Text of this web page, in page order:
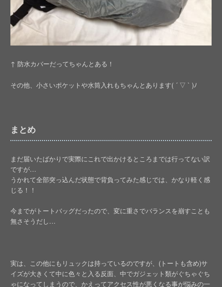
↑ 防水カバーだってちゃんとある！
その他、小さいポケットや水筒入れもちゃんとあります( ´ ▽ ` )ﾉ
まとめ
まだ届いたばかりで実際にこれで出かけるところまでは行ってない訳
ですが…
うかれて全部突っ込んだ状態で背負ってみた感じでは、かなり軽く感
じる！！
今までがトートバッグだったので、変に重さでバランスを崩すことも
無さそうだし…
実は、この他にもリュックは持っているのですが、(トートも含め)サ
イズが大きくて中に色々と入る反面、中でガジェット類がぐちゃぐち
ゃになってしまうので、かえってアクセス性が悪くなる事が悩みの一